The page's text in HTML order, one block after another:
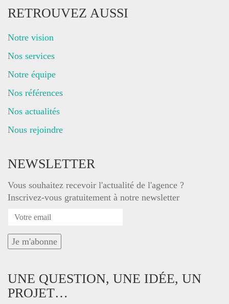
RETROUVEZ AUSSI
Notre vision
Nos services
Notre équipe
Nos références
Nos actualités
Nous rejoindre
NEWSLETTER
Vous souhaitez recevoir l'actualité de l'agence ?
Inscrivez-vous gratuitement à notre newsletter
UNE QUESTION, UNE IDÉE, UN
PROJET…